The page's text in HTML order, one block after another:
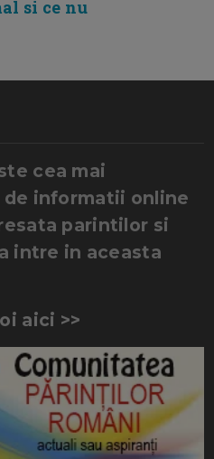
si ce nu
cea mai
informatii online
parintilor si
intre in aceasta
aici >>